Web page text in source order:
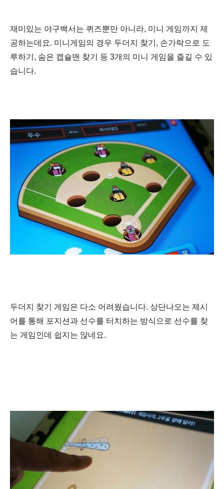
재미있는 야구백서는 퀴즈뿐만 아니라, 미니 게임까지 제
공하는데요. 미니게임의 경우 두더지 찾기, 손가락으로 도
루하기, 숨은 캡슐맨 찾기 등 3개의 미니 게임을 즐길 수 있
습니다.
두더지 찾기 게임은 다소 어려웠습니다. 상단나오는 제시
어를 통해 포지션과 선수를 터치하는 방식으로 선수를 찾
는 게임인데 쉽지는 않네요.